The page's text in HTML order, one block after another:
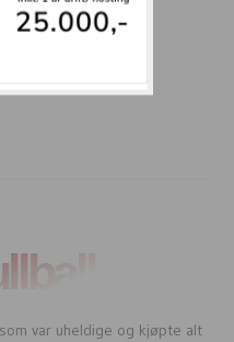
var uheldige og kjøpte alt